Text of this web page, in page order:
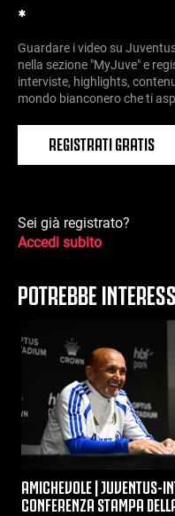
*
Guardare i video su
nella sezione "MyJuve" e
interviste, highlights,
mondo bianconero che ti
REGISTRATI GRATIS
Sei già registrato?
Accedi subito
POTREBBE
AMICHEVOLE | JUVENTUS-
CONFERENZA STAMPA